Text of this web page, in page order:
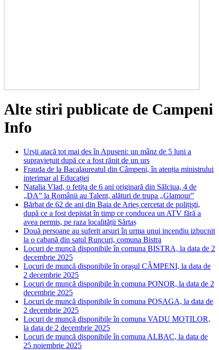
Alte stiri publicate de Campeni
Info
Urșii atacă tot mai des în Apuseni: un mânz de 5 luni a
supraviețuit după ce a fost rănit de un urs
Frauda de la Bacalaureatul din Câmpeni, în atenția ministrului
interimar al Educației
Natalia Vlad, o fetița de 6 ani originară din Sălciua, 4 de
„DA” la Românii au Talent, alături de trupa „Glamour”
Bărbat de 62 de ani din Baia de Arieș cercetat de polițiști,
după ce a fost depistat în timp ce conducea un ATV fără a
avea permis, pe raza localității Sărtaș
Două persoane au suferit arsuri în urma unui incendiu izbucnit
la o cabană din satul Runcuri, comuna Bistra
Locuri de muncă disponibile în comuna BISTRA, la data de 2
decembrie 2025
Locuri de muncă disponibile în orașul CÂMPENI, la data de
2 decembrie 2025
Locuri de muncă disponibile în comuna PONOR, la data de 2
decembrie 2025
Locuri de muncă disponibile în comuna POȘAGA, la data de
2 decembrie 2025
Locuri de muncă disponibile în comuna VADU MOȚILOR,
la data de 2 decembrie 2025
Locuri de muncă disponibile în comuna ALBAC, la data de
25 noiembrie 2025